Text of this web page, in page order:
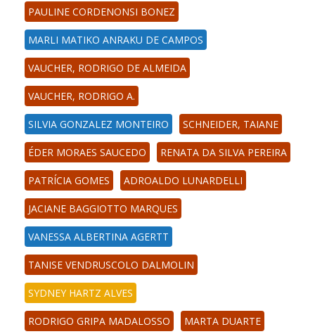
PAULINE CORDENONSI BONEZ
MARLI MATIKO ANRAKU DE CAMPOS
VAUCHER, RODRIGO DE ALMEIDA
VAUCHER, RODRIGO A.
SILVIA GONZALEZ MONTEIRO SCHNEIDER, TAIANE
ÉDER MORAES SAUCEDO RENATA DA SILVA PEREIRA
PATRÍCIA GOMES ADROALDO LUNARDELLI
JACIANE BAGGIOTTO MARQUES
VANESSA ALBERTINA AGERTT
TANISE VENDRUSCOLO DALMOLIN
SYDNEY HARTZ ALVES
RODRIGO GRIPA MADALOSSO MARTA DUARTE